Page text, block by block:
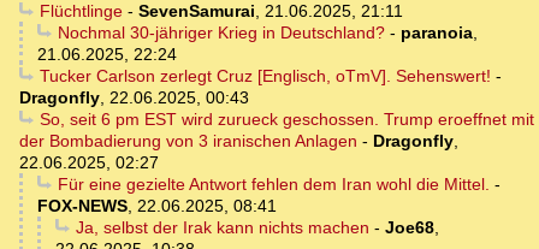
Flüchtlinge- SevenSamurai, 21.06.2025, 21:11
Nochmal 30-jähriger Krieg in Deutschland?- paranoia,
21.06.2025, 22:24
Tucker Carlson zerlegt Cruz [Englisch, oTmV]. Sehenswert! -
Dragonfly, 22.06.2025, 00:43
So, seit 6 pm EST wird zurueck geschossen. Trump eroeffnet mit
der Bombadierung von 3 iranischen Anlagen - Dragonfly,
22.06.2025, 02:27
Für eine gezielte Antwort fehlen dem Iran wohl die Mittel. -
FOX-NEWS, 22.06.2025, 08:41
Ja, selbst der Irak kann nichts machen - Joe68,